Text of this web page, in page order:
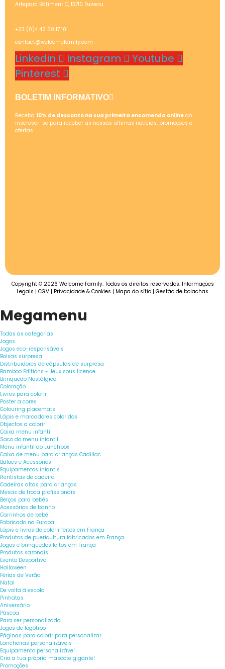
Arteparc Bâtiment C, 13710 Fuveau
+33 (0)4 42 50 17 10
contact@welcomefamily.com
Linkedin Instagram
Youtube
Pinterest
BOLETIM INFORMATIVO
Receba 10% de desconto na sua primeira encomenda online ao
inscrever-se para receber as nossas últimas notícias, promoções e
ofertas.
Copyright © 2026 Welcome Family. Todos os direitos reservados. Informações
Legais | CGV | Privacidade & Cookies | Mapa do sítio | Gestão de bolachas
Megamenu
Todas as categorias
Jogos
Jogos eco-responsáveis
Bolsas surpresa
Distribuidores de cápsulas de surpresa
Bamboo Editions - Jeux sous licence
Brinquedo Nostálgico
Coloração
Livros para colorir
Poster a cores
Colouring placemats
Lápis e marcadores coloridos
Objectos a colorir
Caixa menu infantil
Saco do menu infantil
Menu infantil do Lunchbox
Caixa de menu para crianças Cadillac
Balões e Acessórios
Equipamentos infantis
Rentistas de cadeira
Cadeiras altas para crianças
Mesas de troca profissionais
Berços para bebés
Acessórios de banho
Carrinhos de bebé
Fabricado na Europa
Lápis e livros de colorir feitos em França
Produtos de puericultura fabricados em França
Jogos e brinquedos feitos em França
Produtos sazonais
Evento Desportivo
Halloween
Férias de Verão
Natal
De volta à escola
Pinhatas
Aniversário
Páscoa
Para ser personalizado
Jogos de logótipo
Páginas para colorir para personalizar
Lancheiras personalizáveis
Equipamento personalizável
Cria a tua própria mascote gigante!
Promoções